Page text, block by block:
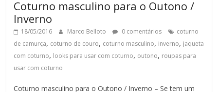
Coturno masculino para o Outono /
Inverno
18/05/2016 Marco Belloto 0 comentários
coturno
de camurça, coturno de couro, coturno masculino, inverno, jaqueta
com coturno, looks para usar com coturno, outono, roupas para
usar com coturno
Coturno masculino para o Outono / Inverno – Se tem um